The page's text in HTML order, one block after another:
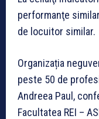
performanţe
de locuitor similar.
Organizația
peste 50 de
Andreea Paul,
Facultatea REI –